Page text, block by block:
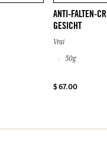
ANTI-FALTEN-
GESICHT
Vrai
50g
$ 67.00